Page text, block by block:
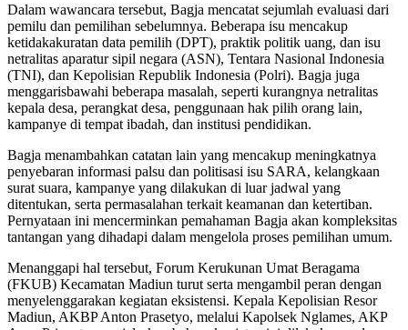
Dalam wawancara tersebut, Bagja mencatat sejumlah evaluasi dari
pemilu dan pemilihan sebelumnya. Beberapa isu mencakup
ketidakakuratan data pemilih (DPT), praktik politik uang, dan isu
netralitas aparatur sipil negara (ASN), Tentara Nasional Indonesia
(TNI), dan Kepolisian Republik Indonesia (Polri). Bagja juga
menggarisbawahi beberapa masalah, seperti kurangnya netralitas
kepala desa, perangkat desa, penggunaan hak pilih orang lain,
kampanye di tempat ibadah, dan institusi pendidikan.
Bagja menambahkan catatan lain yang mencakup meningkatnya
penyebaran informasi palsu dan politisasi isu SARA, kelangkaan
surat suara, kampanye yang dilakukan di luar jadwal yang
ditentukan, serta permasalahan terkait keamanan dan ketertiban.
Pernyataan ini mencerminkan pemahaman Bagja akan kompleksitas
tantangan yang dihadapi dalam mengelola proses pemilihan umum.
Menanggapi hal tersebut, Forum Kerukunan Umat Beragama
(FKUB) Kecamatan Madiun turut serta mengambil peran dengan
menyelenggarakan kegiatan eksistensi. Kepala Kepolisian Resor
Madiun, AKBP Anton Prasetyo, melalui Kapolsek Nglames, AKP